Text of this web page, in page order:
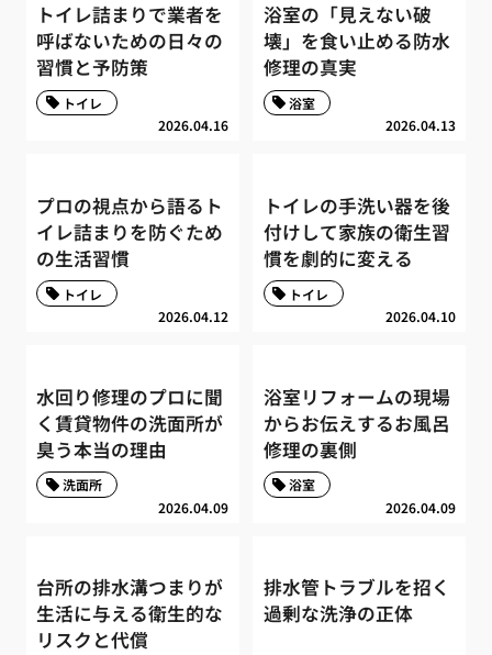
トイレ詰まりで業者を
呼ばないための日々の
習慣と予防策
2026.04.16
トイレ
浴室の「見えない破
壊」を食い止める防水
修理の真実
2026.04.13
浴室
プロの視点から語るト
イレ詰まりを防ぐため
の生活習慣
2026.04.12
トイレ
トイレの手洗い器を後
付けして家族の衛生習
慣を劇的に変える
2026.04.10
トイレ
水回り修理のプロに聞
く賃貸物件の洗面所が
臭う本当の理由
2026.04.09
洗面所
浴室リフォームの現場
からお伝えするお風呂
修理の裏側
2026.04.09
浴室
台所の排水溝つまりが
生活に与える衛生的な
リスクと代償
排水管トラブルを招く
過剰な洗浄の正体